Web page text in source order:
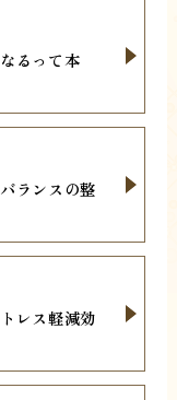
るって本
ランスの整
レス軽減効